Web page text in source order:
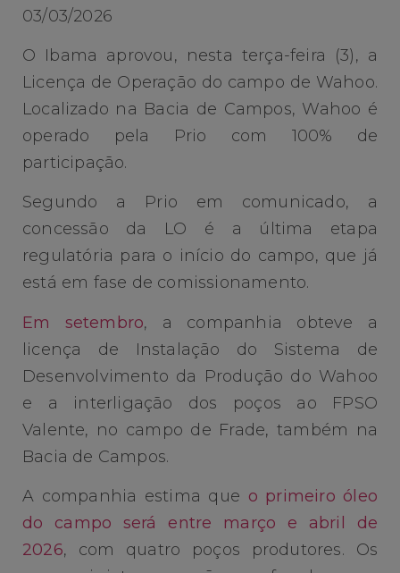
03/03/2026
O Ibama aprovou, nesta terça-feira (3), a
Licença de Operação do campo de Wahoo.
Localizado na Bacia de Campos, Wahoo é
operado pela Prio com 100% de
participação.
Segundo a Prio em comunicado, a
concessão da LO é a última etapa
regulatória para o início do campo, que já
está em fase de comissionamento.
Em setembro, a companhia obteve a
licença de Instalação do Sistema de
Desenvolvimento da Produção do Wahoo
e a interligação dos poços ao FPSO
Valente, no campo de Frade, também na
Bacia de Campos.
A companhia estima que o primeiro óleo
do campo será entre março e abril de
2026, com quatro poços produtores. Os